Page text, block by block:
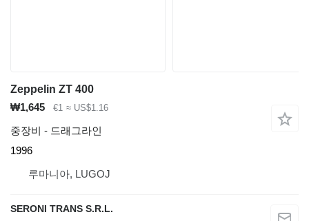
Zeppelin ZT 400
₩1,645
€1 ≈ US$1.16
중장비 - 드래그라인
1996
루마니아, LUGOJ
SERONI TRANS S.R.L.